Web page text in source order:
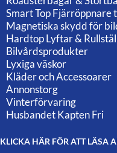
Smart Top Fjärröppnare
Magnetiska skydd för
Hardtop Lyftar &
Bilvårdsprodukter
Lyxiga väskor
Kläder och Accessoarer
Annonstorg
Vinterförvaring
Husbandet Kapten Fri
KLICKA HÄR FÖR ATT LÄSA